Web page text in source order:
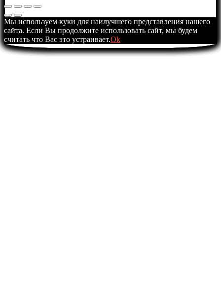
Мы используем куки для наилучшего представления нашего
сайта. Если Вы продолжите использовать сайт, мы будем
считать что Вас это устраивает.Ok